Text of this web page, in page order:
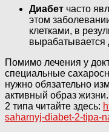
Диабет часто
этом
клетками, в
вырабатывается
Помимо лечения у
специальные
нужно обязательно
активный образ
2 типа читайте здесь:
saharnyj-diabet-2-tipa-